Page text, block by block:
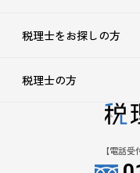
【電話
税理士をお探しの方
税理士の方